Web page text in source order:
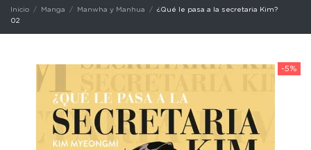
Inicio Manga Manwha y Manhua
¿Qué le pasa a la secretaria Kim?
02
-5%